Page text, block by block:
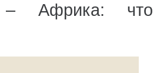
– Африка: что